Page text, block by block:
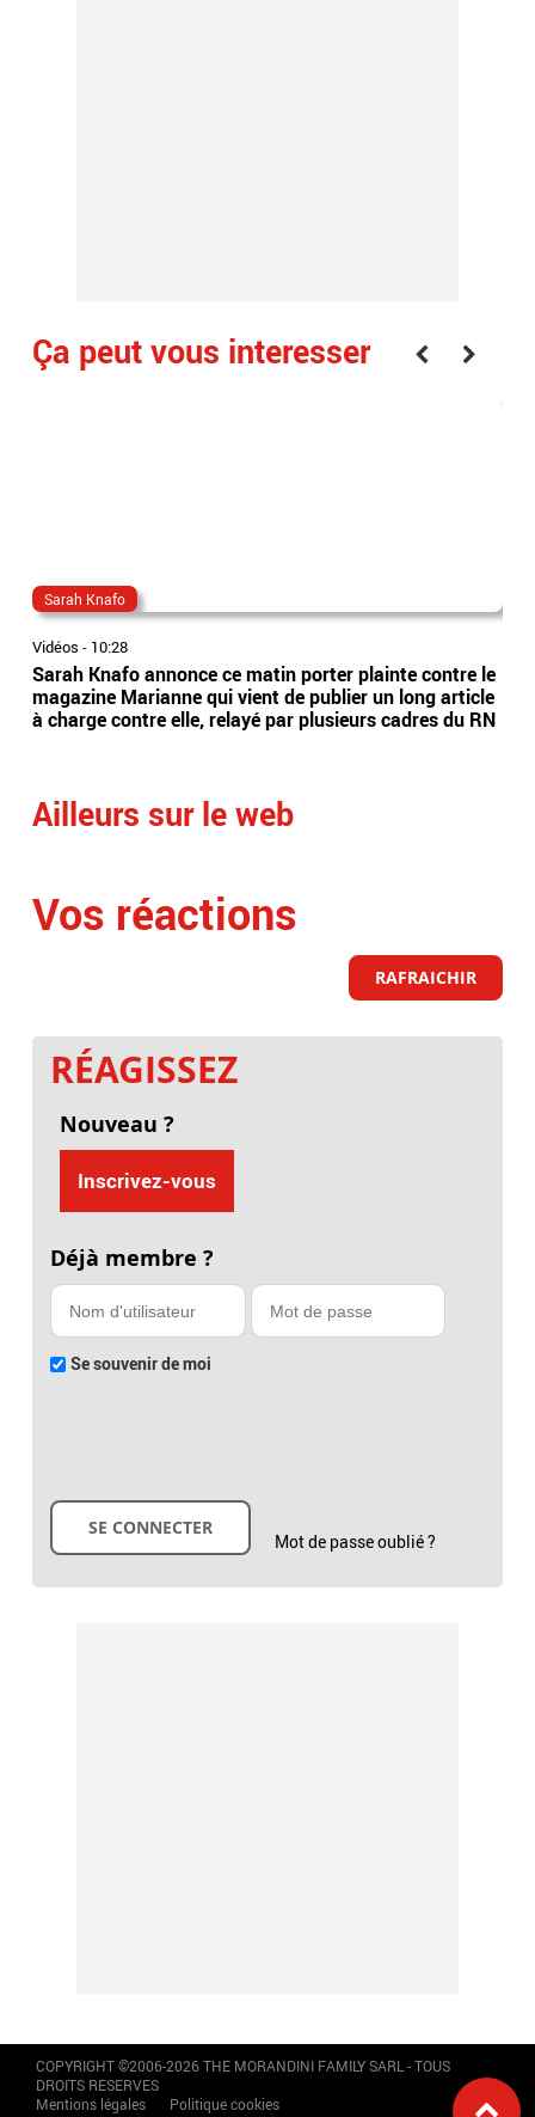
Ça peut vous interesser
Sarah Knafo
Vidéos - 10:28
Sarah Knafo annonce ce matin porter plainte contre le
magazine Marianne qui vient de publier un long article
à charge contre elle, relayé par plusieurs cadres du RN
Ailleurs sur le web
Vos réactions
RAFRAICHIR
RÉAGISSEZ
Nouveau ?
Inscrivez-vous
Déjà membre ?
Se souvenir de moi
Mot de passe oublié ?
COPYRIGHT ©2006-2026 THE MORANDINI FAMILY SARL - TOUS
DROITS RESERVES
Mentions légales
Politique cookies